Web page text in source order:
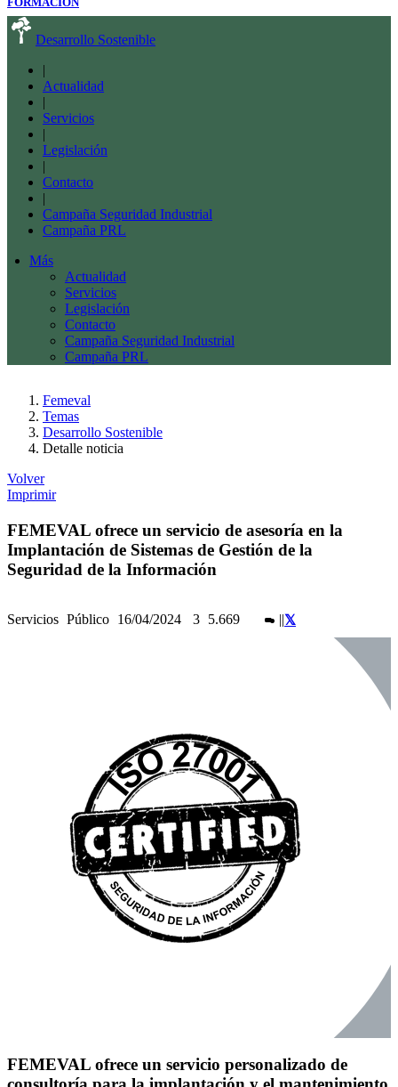
Desarrollo Sostenible
|
Actualidad
|
Servicios
|
Legislación
|
Contacto
|
Campaña Seguridad Industrial
Campaña PRL
Más
Actualidad
Servicios
Legislación
Contacto
Campaña Seguridad Industrial
Campaña PRL
Femeval
Temas
Desarrollo Sostenible
Detalle noticia
Volver
Imprimir
FEMEVAL ofrece un servicio de asesoría en la
Implantación de Sistemas de Gestión de la
Seguridad de la Información
Servicios Público 16/04/2024 3 5.669 ||
FEMEVAL ofrece un servicio personalizado de